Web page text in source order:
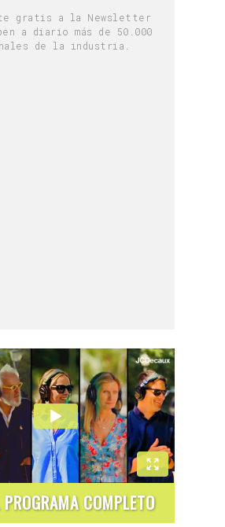
gratis a la Newsletter
a diario más de 50.000
de la industria.
COMPLETO